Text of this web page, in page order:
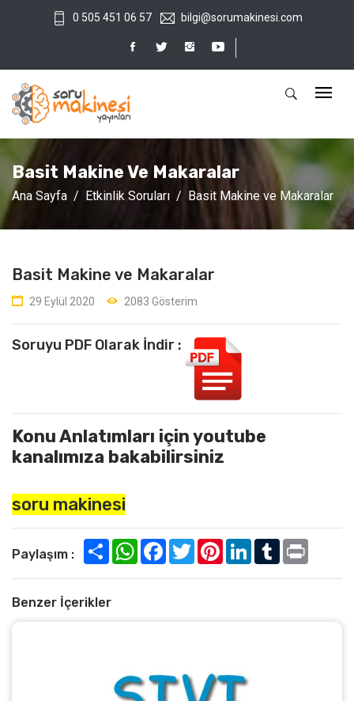
0 505 451 06 57 bilgi@sorumakinesi.com
Basit Makine Ve Makaralar
Ana Sayfa Etkinlik Soruları Basit Makine ve Makaralar
Basit Makine ve Makaralar
29 Eylül 2020 2083 Gösterim
Soruyu PDF Olarak İndir :
Konu Anlatımları için youtube
kanalımıza bakabilirsiniz
soru makinesi
Paylaşım :
Benzer İçerikler